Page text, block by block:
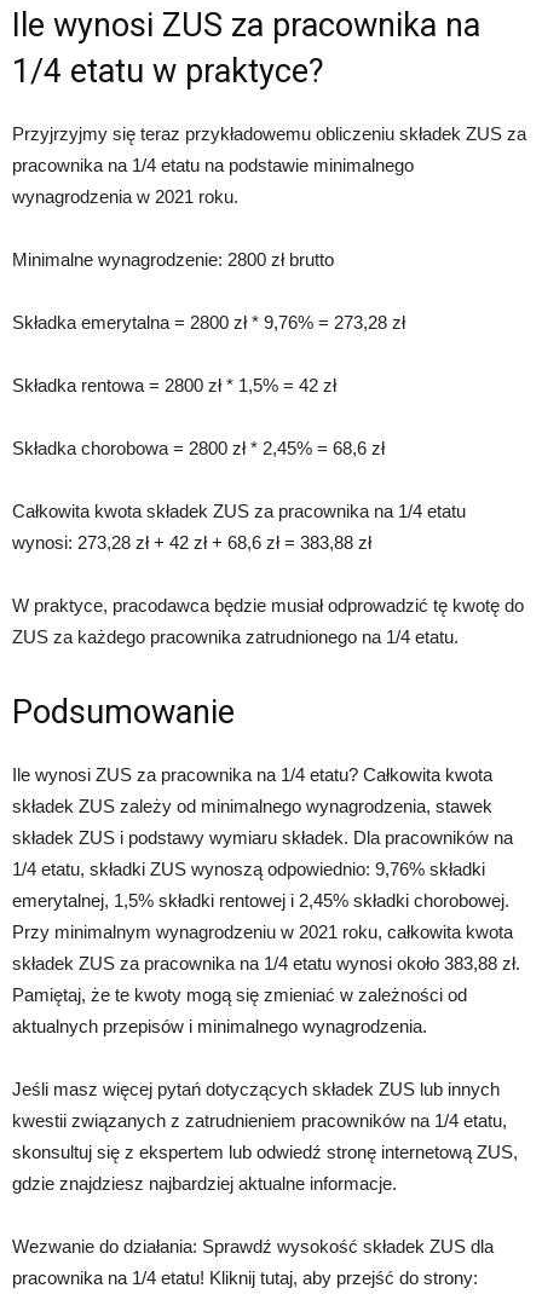
Ile wynosi ZUS za pracownika na
1/4 etatu w praktyce?
Przyjrzyjmy się teraz przykładowemu obliczeniu składek ZUS za
pracownika na 1/4 etatu na podstawie minimalnego
wynagrodzenia w 2021 roku.
Minimalne wynagrodzenie: 2800 zł brutto
Składka emerytalna = 2800 zł * 9,76% = 273,28 zł
Składka rentowa = 2800 zł * 1,5% = 42 zł
Składka chorobowa = 2800 zł * 2,45% = 68,6 zł
Całkowita kwota składek ZUS za pracownika na 1/4 etatu
wynosi: 273,28 zł + 42 zł + 68,6 zł = 383,88 zł
W praktyce, pracodawca będzie musiał odprowadzić tę kwotę do
ZUS za każdego pracownika zatrudnionego na 1/4 etatu.
Podsumowanie
Ile wynosi ZUS za pracownika na 1/4 etatu? Całkowita kwota
składek ZUS zależy od minimalnego wynagrodzenia, stawek
składek ZUS i podstawy wymiaru składek. Dla pracowników na
1/4 etatu, składki ZUS wynoszą odpowiednio: 9,76% składki
emerytalnej, 1,5% składki rentowej i 2,45% składki chorobowej.
Przy minimalnym wynagrodzeniu w 2021 roku, całkowita kwota
składek ZUS za pracownika na 1/4 etatu wynosi około 383,88 zł.
Pamiętaj, że te kwoty mogą się zmieniać w zależności od
aktualnych przepisów i minimalnego wynagrodzenia.
Jeśli masz więcej pytań dotyczących składek ZUS lub innych
kwestii związanych z zatrudnieniem pracowników na 1/4 etatu,
skonsultuj się z ekspertem lub odwiedź stronę internetową ZUS,
gdzie znajdziesz najbardziej aktualne informacje.
Wezwanie do działania: Sprawdź wysokość składek ZUS dla
pracownika na 1/4 etatu! Kliknij tutaj, aby przejść do strony: